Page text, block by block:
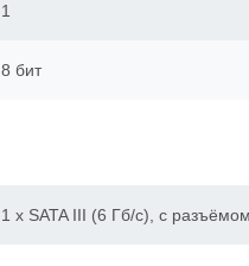
1
8 бит
1 x SATA III (6 Гб/с), с